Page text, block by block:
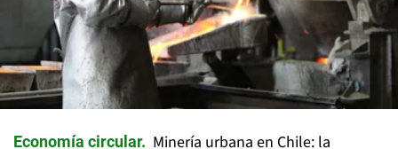
Economía circular
Minería urbana en Chile: la